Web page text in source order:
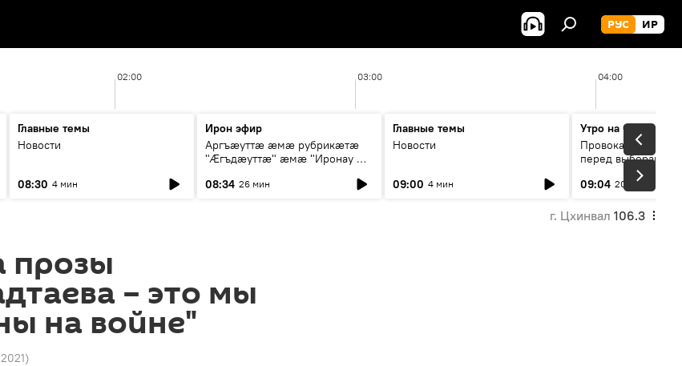
РУС ИР
02:00 03:00 04:00
Главные темы
Новости
08:30 4 мин
Ирон эфир
Аргъæуттæ æмæ рубрикæтæ
"Æгъдæуттæ" æмæ "Иронау æй
08:34 26 мин
Главные темы
Новости
09:00 4 мин
Утро на Спутнике
Провокации со
перед выборами в
09:04 20 мин
г. Цхинвал 106.3
прозы
– это мы
на войне"
)